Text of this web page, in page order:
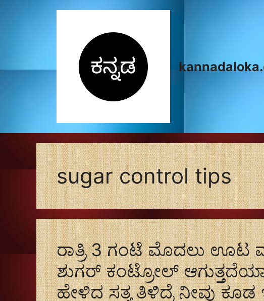
sugar control tips
ರಾತ್ರಿ 3 ಗಂಟೆ ಮೊದಲು ಊಟ
ಶುಗರ್ ಕಂಟ್ರೋಲ್
ಹೇಳಿದ ಸತ್ಯ ತಿಳಿದ್ರೆ ನೀವು